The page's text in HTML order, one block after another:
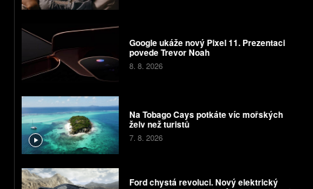
Google ukáže nový Pixel 11. Prezentaci
povede Trevor Noah
8. 8. 2026
Na Tobago Cays potkáte víc mořských
želv než turistů
7. 8. 2026
Ford chystá revoluci. Nový elektrický